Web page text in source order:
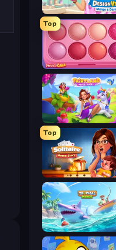
Top
Top
Solitaire Home Story
Tropical Merge